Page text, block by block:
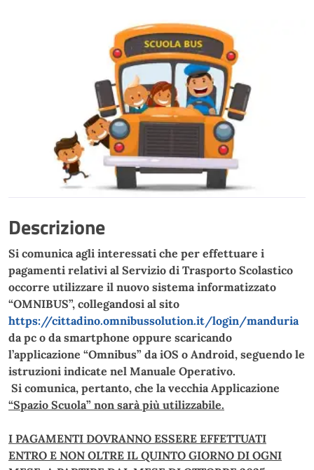
Descrizione
Si comunica agli interessati che per effettuare i
pagamenti relativi al Servizio di Trasporto Scolastico
occorre utilizzare il nuovo sistema informatizzato
“OMNIBUS”, collegandosi al sito
https://cittadino.omnibussolution.it/login/manduria
da pc o da smartphone oppure scaricando
l’applicazione “Omnibus” da iOS o Android, seguendo le
istruzioni indicate nel Manuale Operativo.
Si comunica, pertanto, che la vecchia Applicazione
“Spazio Scuola” non sarà più utilizzabile.
I PAGAMENTI DOVRANNO ESSERE EFFETTUATI
ENTRO E NON OLTRE IL QUINTO GIORNO DI OGNI